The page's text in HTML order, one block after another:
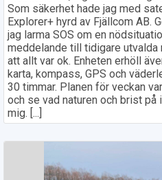
Som säkerhet hade jag med
Explorer+ hyrd av Fjällcom AB.
jag larma SOS om en
meddelande till tidigare
att allt var ok. Enheten erhöll
karta, kompass, GPS och
30 timmar. Planen för veckan
och se vad naturen och brist på
mig. [...]